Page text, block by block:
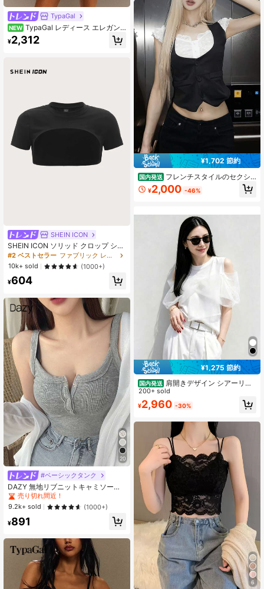
TypaGal
NEW TypaGal レディース エレガン
ト セクシー ラインストーンボタン
カウルネック 長袖 プリーツブラウス
¥2,312
SHEIN ICON
SHEIN ICON ソリッド クロップ シュ
ルグトップ
#2 ベストセラー
ファブリック レディーストップス
10k+ sold
(1000+)
¥604
20
#ベーシックタンク
DAZY 無地リブニットキャミソール
レディース夏タンクトップ、ノース
リーブ、きゃみソール
#1 ベストセラー
売り切れ間近！
#1 ベストセラー
売り切れ間近！
#1 ベストセラー
売り切れ間近！
#1 ベストセラー
に ボタン フレッシュなノースリーブキャミソール
売り切れ間近！
9.2k+ sold (1000+)
¥891
トトップベスト（単品着用可）
¥1,702 節約
国内発送 フレンチスタイルのセクシ
ーなショルフスリーブ、カラフルな
ミックスデザインのフェイシャル2枚
りとしたシルエット。 ワンストロー
クの襟とポップアップ袖が特徴のTシ
¥2,000 -46%
¥1,275 節約
国内発送 肩開きデザイン シアーリボ
ン付き T シャツ 綿素材 体型カバー
カジュアル通勤 大人かわいいトップ
ス ゆったり着痩せカットソー レディ
200+ sold
¥2,960 -30%
6
#2 ベストセラー
に エレガント ノースリーブキャミソール